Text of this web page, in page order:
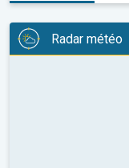
Radar météo